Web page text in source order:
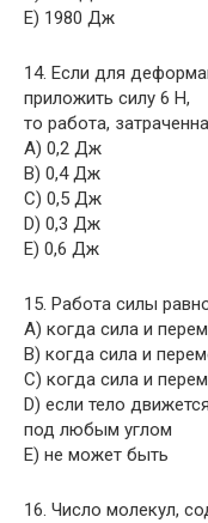
E) 1980 Дж
14. Если для
приложить силу 6 Н,
то работа,
A) 0,2 Дж
B) 0,4 Дж
C) 0,5 Дж
D) 0,3 Дж
E) 0,6 Дж
15. Работа силы
A) когда сила и
B) когда сила и
C) когда сила и
D) если тело
под любым углом
E) не может быть
16. Число молекул,